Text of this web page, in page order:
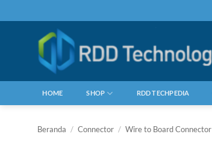
to
HOME SHOP RDD TECHPEDIA
Beranda / Connector / Wire to Board Connector